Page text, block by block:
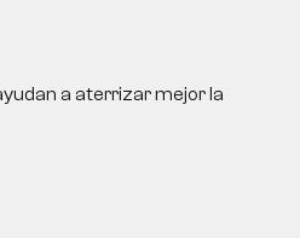
a aterrizar mejor la